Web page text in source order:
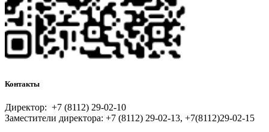
Контакты
Директор: +7 (8112) 29-02-10
Заместители директора: +7 (8112) 29-02-13, +7(8112)29-02-15